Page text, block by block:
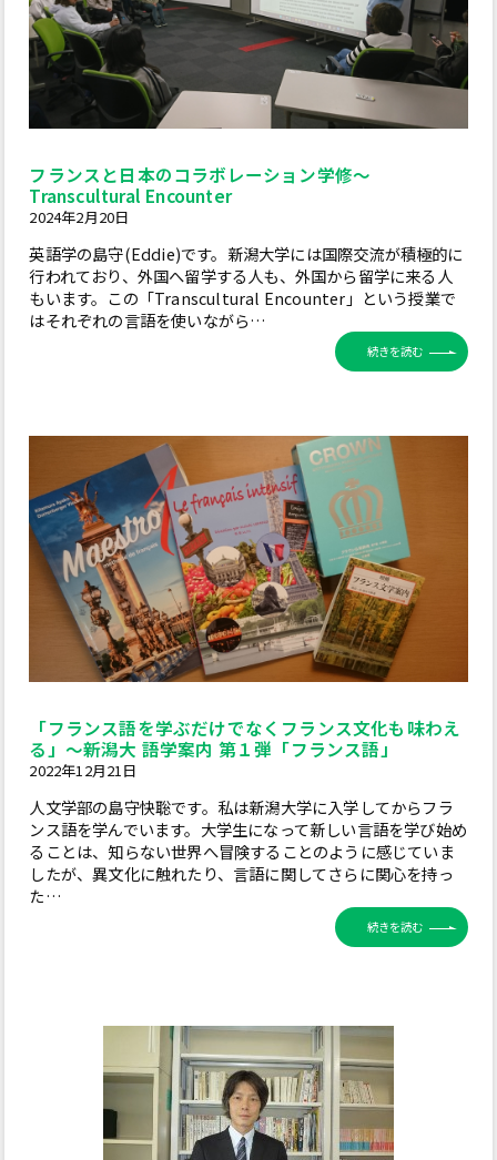
フランスと日本のコラボレーション学修～
Transcultural Encounter
2024年2月20日
英語学の島守(Eddie)です。新潟大学には国際交流が積極的に
行われており、外国へ留学する人も、外国から留学に来る人
もいます。この「Transcultural Encounter」という授業で
はそれぞれの言語を使いながら…
続きを読む
「フランス語を学ぶだけでなくフランス文化も味わえ
る」～新潟大 語学案内 第１弾「フランス語」
2022年12月21日
人文学部の島守快聡です。私は新潟大学に入学してからフラ
ンス語を学んでいます。大学生になって新しい言語を学び始め
ることは、知らない世界へ冒険することのように感じていま
したが、異文化に触れたり、言語に関してさらに関心を持っ
た…
続きを読む